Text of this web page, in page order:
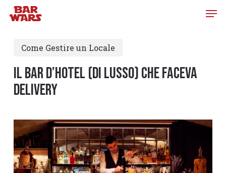
Skip
contentCome Gestire un Locale
IL BAR D’HOTEL (DI LUSSO) CHE FACEVA
DELIVERY